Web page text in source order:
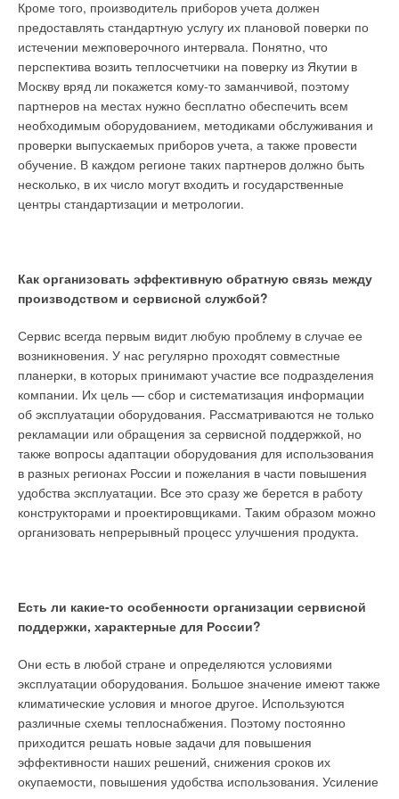
Кроме того, производитель приборов учета должен
предоставлять стандартную услугу их плановой поверки по
истечении межповерочного интервала. Понятно, что
перспектива возить теплосчетчики на поверку из Якутии в
Москву вряд ли покажется кому-то заманчивой, поэтому
партнеров на местах нужно бесплатно обеспечить всем
необходимым оборудованием, методиками обслуживания и
проверки выпускаемых приборов учета, а также провести
обучение. В каждом регионе таких партнеров должно быть
несколько, в их число могут входить и государственные
центры стандартизации и метрологии.
Как организовать эффективную обратную связь между
производством и сервисной службой?
Сервис всегда первым видит любую проблему в случае ее
возникновения. У нас регулярно проходят совместные
планерки, в которых принимают участие все подразделения
компании. Их цель — сбор и систематизация информации
об эксплуатации оборудования. Рассматриваются не только
рекламации или обращения за сервисной поддержкой, но
также вопросы адаптации оборудования для использования
в разных регионах России и пожелания в части повышения
удобства эксплуатации. Все это сразу же берется в работу
конструкторами и проектировщиками. Таким образом можно
организовать непрерывный процесс улучшения продукта.
Есть ли какие-то особенности организации сервисной
поддержки, характерные для России?
Они есть в любой стране и определяются условиями
эксплуатации оборудования. Большое значение имеют также
климатические условия и многое другое. Используются
различные схемы теплоснабжения. Поэтому постоянно
приходится решать новые задачи для повышения
эффективности наших решений, снижения сроков их
окупаемости, повышения удобства использования. Усиление
энтальпии внутри помещения бассейна. Даже при
влагосодержании наружного воздуха 0,5 г/кг энтальпия смеси
после второго подогрева будет больше 50 кДж/кг. Данный
процесс представлен на номограмме рис. 2.
Равновесный режим тепла и влаги
Чтобы добиться состояния равновесия температуры и
влажности в нужной нам точке, наружный воздух необходимо
подавать в помещение бассейна с энтальпией, равной
энтальпии внутреннего воздуха бассейна. Далее
например, в виде отопления или рециркуляции.
Дополнительный приток энергии будет нарушать адиабатный
контролировать изменением объёма подаваемого воздуха.
температура и влажность воздуха будут меняться
изоэнтальпийно. Точка равновесия температуры и влажности
лежит на линии энтальпии воздуха, подаваемого в бассейн.
Очевидно, что эта точка будет двигаться по линии энтальпии
в зависимости от количества подаваемого воздуха.
Увеличиваем количество подаваемого воздуха — точка
двигается выше, уменьшаем — точка двигается ниже.
температура которых составляет 10-20°C. При
использовании такого источника
низкопотенциальной энергии ТН работает при
более высоких коэффициентах
преобразования COP
После прохождения через теплообменник вода
направляется обратно в фильтр для его промывки, а затем
сбрасывается в сточный коллектор. Таким образом,
самоочищающиеся фильтры-сепараторы служат
центральным элементом первичного контура ТН в системе
для отвода тепла при работе ТН в режиме охлаждения (рис.
На многих производственных, промышленных и
технологических объектах вода, воздух, жидкость или масло
используются повторно. При этом их высокая температура
вначале принудительно охлаждается через систему
градирен или драйкулеров, после чего повторно
направляется на выполнение той или иной функции.
Такое использование оборотной воды характеризуется
низкой экономической эффективностью, особенно в период
отопительного сезона, когда теплоснабжение объектов
осуществляется посредством высоко затратных
электрических, дизельных и газовых котельных.
существующей системы оборотной воды
энергоэффективность объекта значительно возрастает.
Подобная схема приведена на рис. 2.
Внедрение подобных систем на базе ТН позволит провести
модернизацию имеющихся устаревших котельных и ИТП. За
счёт высокой рентабельности, подобная бивалентная
система окупится в кратчайшие сроки.
Использование систем с ТН на оборотной воде может быть